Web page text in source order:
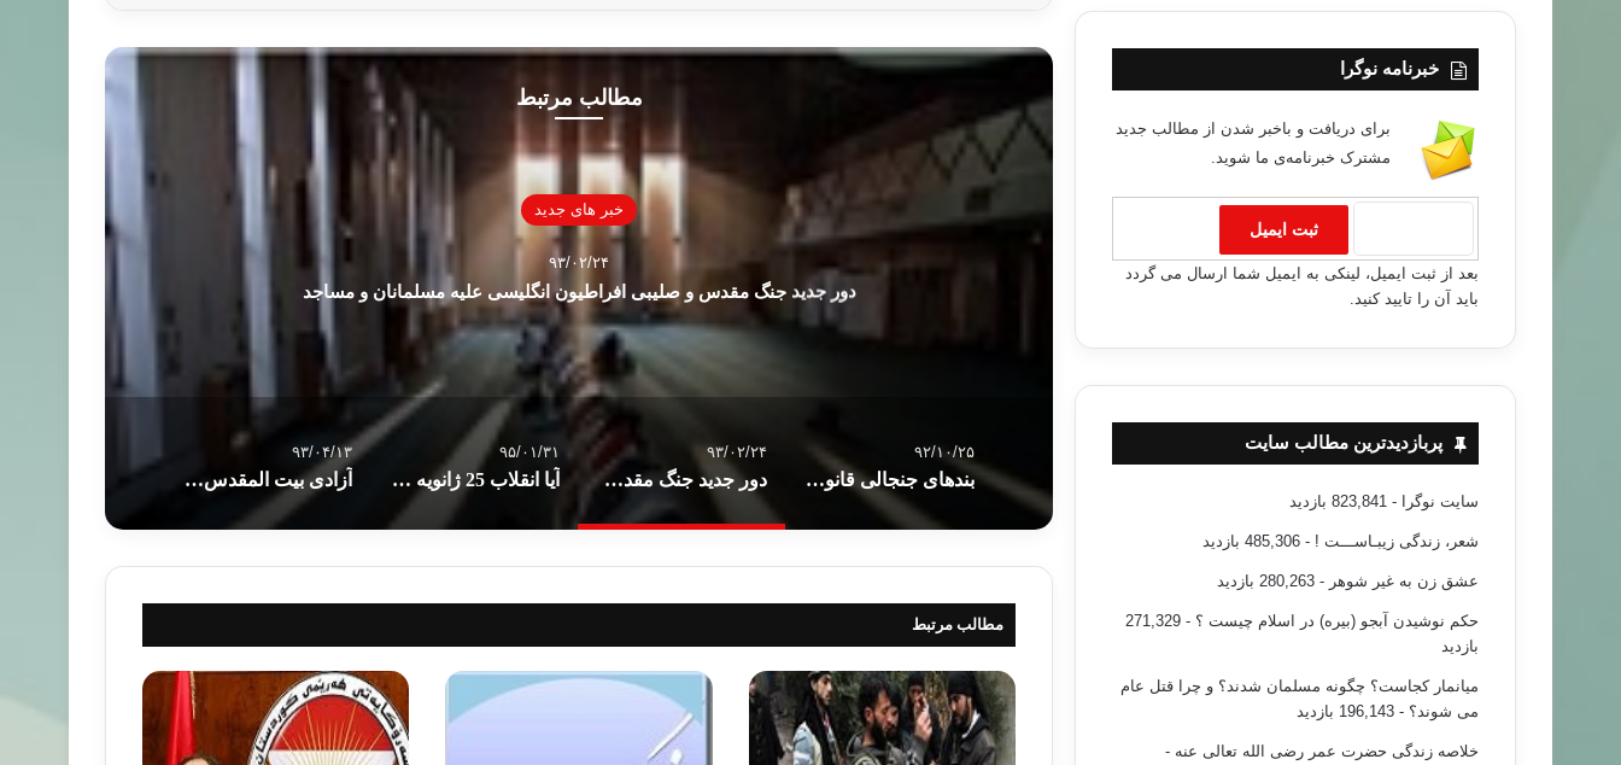
مطالب مرتبط
جنجالی قانون اساسی مصر
خبر های جدید
۹۳/۰۲/۲۴
دور جدید جنگ مقدس و صلیبی افراطیون انگلیسی علیه مسلمانان و مساجد
۹۲/۱۰/۲۵
بندهای جنجالی قانون اساسی مصر
۹۳/۰۲/۲۴
دور جدید جنگ مقدس و صلیبی افراطیون انگلیسی علیه مسلمانان و مساجد
۹۵/۰۱/۳۱
آیا انقلاب 25 ژانویه تکرار می شود؟
۹۳/۰۴/۱۳
آزادی بیت المقدس به دست صلاح الدین ایوبی در سال 532 هجري قمري
مطالب مرتبط
خبرنامه نوگرا
برای دریافت و باخبر شدن از مطالب جدید
مشترک خبرنامه‌ی ما شوید.
بعد از ثبت ایمیل، لینکی به ایمیل شما ارسال می گردد
باید آن را تایید کنید.
پربازدیدترین مطالب سایت
سایت نوگرا - 823,841 بازدید
شعر، زندگی زیبـاســـت ! - 485,306 بازدید
عشق زن به غیر شوهر - 280,263 بازدید
حکم نوشیدن آبجو (بیره) در اسلام چیست ؟
- 271,329
بازدید
میانمار کجاست؟ چگونه مسلمان شدند؟ و چرا قتل عام
می شوند؟ - 196,143 بازدید
خلاصه زندگی حضرت عمر رضی الله تعالی عنه -